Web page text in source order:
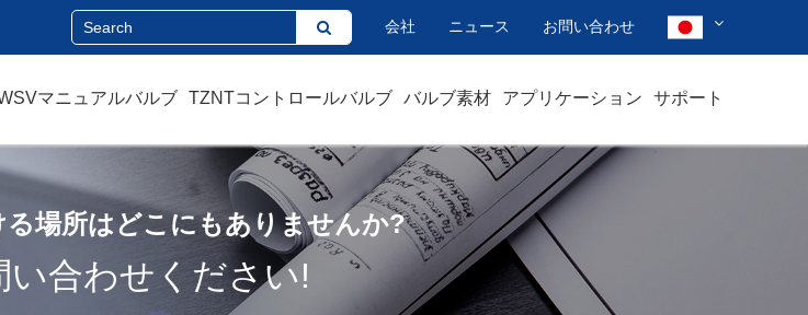
会社 ニュース お問い合わせ
マニュアルバルブ TZNTコントロールバルブ バルブ素材 アプリケーション サポート
場所はどこにもありませんか?
い合わせください!